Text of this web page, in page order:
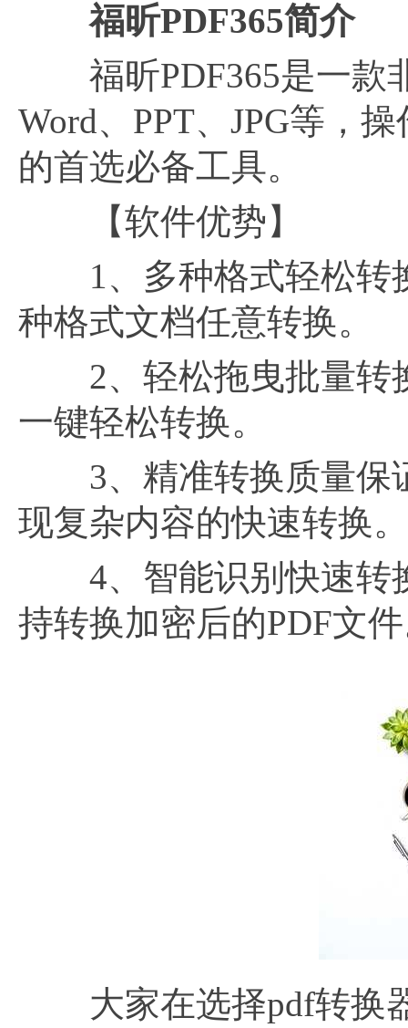
福昕PDF365简介
福昕PDF365是一款
Word、PPT、JPG等，
的首选必备工具。
【软件优势】
1、多种格式轻松转换
种格式文档任意转换。
2、轻松拖曳批量转
一键轻松转换。
3、精准转换质量保
现复杂内容的快速转换。
4、智能识别快速转
持转换加密后的PDF文
大家在选择pdf转换器